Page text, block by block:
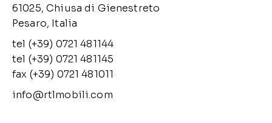
61025, Chiusa di Gienestreto
Pesaro, Italia
tel (+39) 0721 481144
tel (+39) 0721 481145
fax (+39) 0721 481011
info@rtlmobili.com